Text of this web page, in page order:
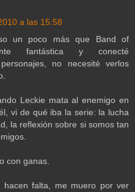
a las 15:58
un poco más que Band of
fantástica y conecté
no necesité verlos
Leckie mata al enemigo en
vi de qué iba la serie: la lucha
la reflexión sobre si somos tan
con ganas.
hacen falta, me muero por ver